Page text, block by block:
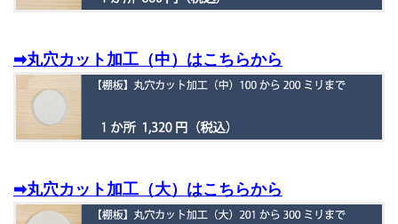
➡丸穴カット加工（中）はこちらから
➡丸穴カット加工（大）はこちらから